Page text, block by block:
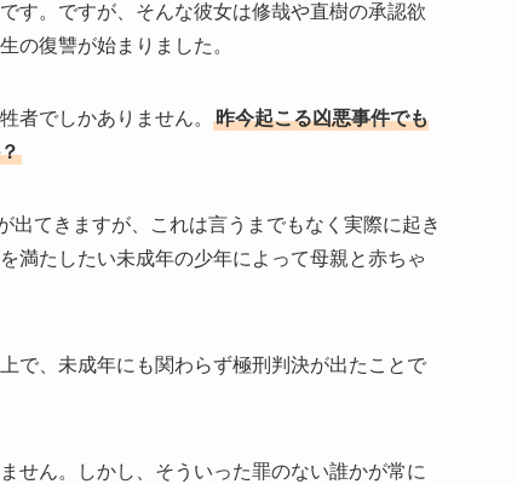
す。ですが、そんな彼女は修哉や直樹の承認欲
の復讐が始まりました。
者でしかありません。
昨今起こる凶悪事件でも
てきますが、これは言うまでもなく実際に起き
満たしたい未成年の少年によって母親と赤ちゃ
で、未成年にも関わらず極刑判決が出たことで
せん。しかし、そういった罪のない誰かが常に